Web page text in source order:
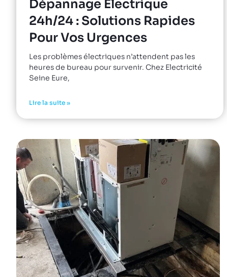
Dépannage Électrique
24h/24 : Solutions Rapides
Pour Vos Urgences
Les problèmes électriques n’attendent pas les
heures de bureau pour survenir. Chez Electricité
Seine Eure,
Lire la suite »